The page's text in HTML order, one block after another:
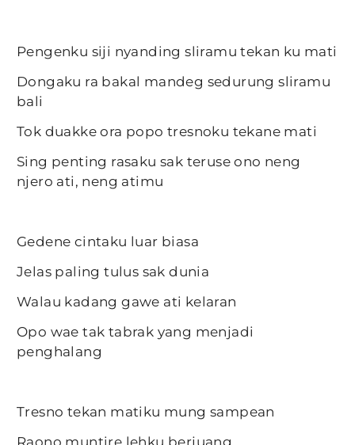
Pengenku siji nyanding sliramu tekan ku mati
Dongaku ra bakal mandeg sedurung sliramu
bali
Tok duakke ora popo tresnoku tekane mati
Sing penting rasaku sak teruse ono neng
njero ati, neng atimu
Gedene cintaku luar biasa
Jelas paling tulus sak dunia
Walau kadang gawe ati kelaran
Opo wae tak tabrak yang menjadi
penghalang
Tresno tekan matiku mung sampean
Raono muntire lehku berjuang